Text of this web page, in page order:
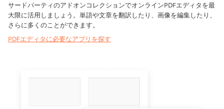
サードパーティのアドオンコレクションでオンラインPDFエディタを最
大限に活用しましょう。単語や文章を翻訳したり、画像を編集したり、
さらに多くのことができます。
PDFエディタに必要なアプリを探す